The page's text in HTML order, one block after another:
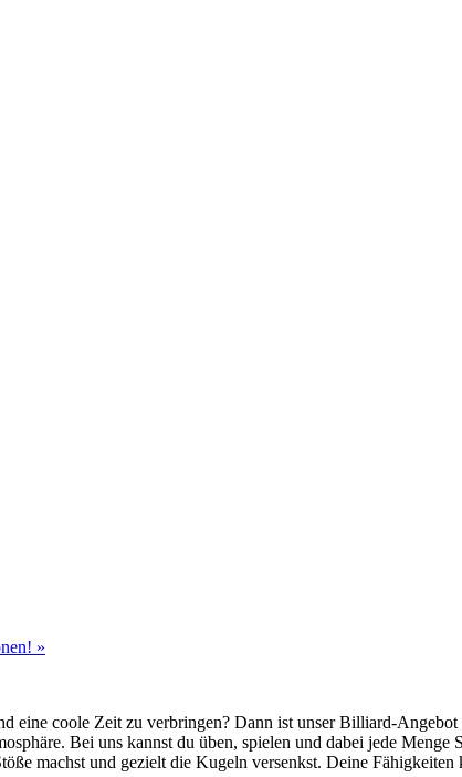
»
eine coole Zeit zu verbringen? Dann ist unser Billiard-
Bei uns kannst du üben, spielen und dabei jede Menge
machst und gezielt die Kugeln versenkst. Deine Fähigkeiten